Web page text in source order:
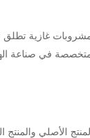
غازية تطلق
في صناعة
الأصلي والمنتج